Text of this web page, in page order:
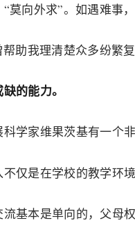
莫向外求”。如遇难事
助我理清楚众多纷繁
的能力。
学家维果茨基有一个
仅是在学校的教学环
基本是单向的，父母